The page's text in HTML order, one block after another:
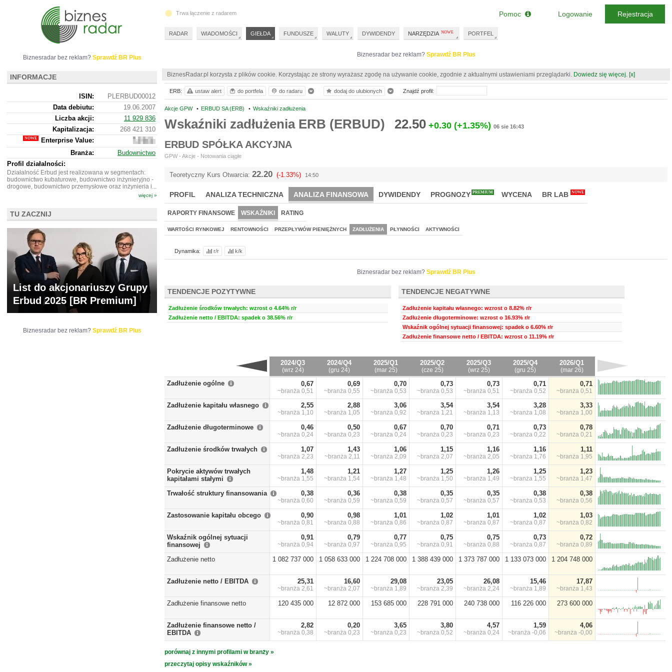
Biznesradar bez reklam? Sprawdź BR Plus
BiznesRadar.pl korzysta z plików cookie. Korzystając ze strony wyrażasz zgodę na używanie cookie, zgodnie z aktualnymi ustawieniami przeglądarki. Dowiedz się więcej. [x]
Akcje GPW • ERBUD SA (ERB) • Wskaźniki zadłużenia
Wskaźniki zadłużenia ERB (ERBUD) 22.50 +0.30 (+1.35%) 06 sie 16:43
ERBUD SPÓŁKA AKCYJNA
GPW - Akcje - Notowania ciągłe
Teoretyczny Kurs Otwarcia: 22.20 (-1.33%) 14:50
PROFIL ANALIZA TECHNICZNA ANALIZA FINANSOWA DYWIDENDY PROGNOZY PREMIUM WYCENA BR LAB NOWE
RAPORTY FINANSOWE WSKAŹNIKI RATING
WARTOŚCI RYNKOWEJ RENTOWNOŚCI PRZEPŁYWÓW PIENIĘŻNYCH ZADŁUŻENIA PŁYNNOŚCI AKTYWNOŚCI
Dynamika: r/r k/k
Biznesradar bez reklam? Sprawdź BR Plus
TENDENCJE POZYTYWNE
Zadłużenie środków trwałych: wzrost o 4.64% r/r
Zadłużenie netto / EBITDA: spadek o 38.56% r/r
TENDENCJE NEGATYWNE
Zadłużenie kapitału własnego: wzrost o 8.82% r/r
Zadłużenie długoterminowe: wzrost o 16.93% r/r
Wskaźnik ogólnej sytuacji finansowej: spadek o 6.60% r/r
Zadłużenie finansowe netto / EBITDA: wzrost o 11.19% r/r
2024/Q3
(wrz 24)
2024/Q4
(gru 24)
2025/Q1
(mar 25)
2025/Q2
(cze 25)
2025/Q3
(wrz 25)
2025/Q4
(gru 25)
2026/Q1
(mar 26)
Zadłużenie ogólne 0,67
~branża 0,51
0,69
~branża 0,55
0,70
~branża 0,53
0,73
~branża 0,53
0,73
~branża 0,51
0,71
~branża 0,52
0,71
~branża 0,51
Zadłużenie kapitału własnego 2,55
~branża 1,10
2,88
~branża 1,05
3,06
~branża 0,92
3,54
~branża 1,21
3,54
~branża 1,13
3,28
~branża 1,08
3,33
~branża 1,00
Zadłużenie długoterminowe 0,46
~branża 0,24
0,50
~branża 0,23
0,67
~branża 0,24
0,70
~branża 0,23
0,71
~branża 0,23
0,73
~branża 0,22
0,78
~branża 0,21
Zadłużenie środków trwałych 1,07
~branża 2,23
1,43
~branża 2,11
1,06
~branża 2,09
1,15
~branża 2,07
1,16
~branża 2,05
1,16
~branża 1,76
1,11
~branża 1,95
Pokrycie aktywów trwałych
kapitałami stałymi
1,48
~branża 1,55
1,21
~branża 1,54
1,27
~branża 1,48
1,25
~branża 1,50
1,26
~branża 1,49
1,25
~branża 1,55
1,23
~branża 1,47
Trwałość struktury finansowania 0,38
~branża 0,60
0,36
~branża 0,59
0,38
~branża 0,59
0,35
~branża 0,57
0,35
~branża 0,57
0,38
~branża 0,53
0,38
~branża 0,56
Zastosowanie kapitału obcego 0,90
~branża 0,81
0,98
~branża 0,88
1,01
~branża 0,86
1,02
~branża 0,87
1,01
~branża 0,87
1,02
~branża 0,87
1,03
~branża 0,82
Wskaźnik ogólnej sytuacji
finansowej
0,91
~branża 0,94
0,79
~branża 0,97
0,77
~branża 0,95
0,75
~branża 0,91
0,75
~branża 0,88
0,73
~branża 0,87
0,72
~branża 0,89
Zadłużenie netto 1 082 737 000 1 058 633 000 1 224 708 000 1 388 439 000 1 373 787 000 1 133 073 000 1 204 748 000
Zadłużenie netto / EBITDA 25,31
~branża 2,61
16,60
~branża 2,07
29,08
~branża 1,89
23,05
~branża 2,39
26,08
~branża 2,24
15,46
~branża 1,89
17,87
~branża 1,43
Zadłużenie finansowe netto 120 435 000 12 872 000 153 685 000 228 791 000 240 738 000 116 226 000 273 600 000
Zadłużenie finansowe netto /
EBITDA
2,82
~branża 0,38
0,20
~branża 0,23
3,65
~branża 0,23
3,80
~branża 0,52
4,57
~branża 0,24
1,59
~branża -0,06
4,06
~branża -0,00
porównaj z innymi profilami w branży »
przeczytaj opisy wskaźników »
ERB: ustaw alert do portfela do radaru dodaj do ulubionych Znajdź profil:
Biznesradar bez reklam? Sprawdź BR Plus
INFORMACJE
ISIN:
PLERBUD00012
Data debiutu:
19.06.2007
Liczba akcji:
11 929 836
Kapitalizacja:
268 421 310
Enterprise Value:
542
021
310
Branża:
Budownictwo
Profil działalności:
Działalność Erbud jest realizowana w segmentach:
budownictwo kubaturowe, budownictwo inżynieryjno -
drogowe, budownictwo przemysłowe oraz inżynieria i...
więcej »
TU ZACZNIJ
List do akcjonariuszy Grupy
Erbud 2025 [BR Premium]
Biznesradar bez reklam? Sprawdź BR Plus
Trwa łączenie z radarem
RADAR WIADOMOŚCI GIEŁDA FUNDUSZE WALUTY DYWIDENDY NARZĘDZIA PORTFEL
Pomoc Logowanie Rejestracja